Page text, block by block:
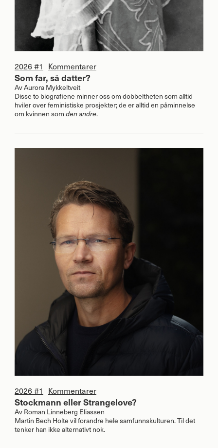
2026 #1 Kommentarer
Som far, så datter?
AvAurora Mykkeltveit
Disse to biografiene minner oss om dobbeltheten som alltid
hviler over feministiske prosjekter; de er alltid en påminnelse
om kvinnen som den andre.
2026 #1 Kommentarer
Stockmann eller Strangelove?
Av Roman Linneberg Eliassen
Martin Bech Holte vil forandre hele samfunnskulturen. Til det
tenker han ikke alternativt nok.